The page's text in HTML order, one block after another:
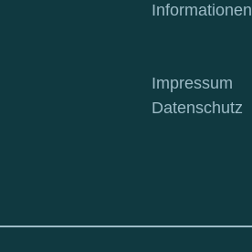
Informationen
Impressum
Datenschutz